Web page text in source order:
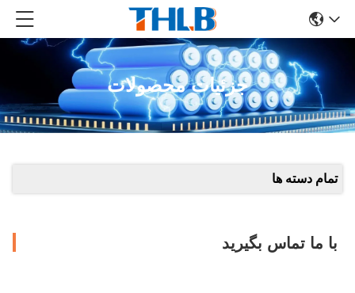
جزئیات محصولات
تمام دسته ها
با ما تماس بگیرید